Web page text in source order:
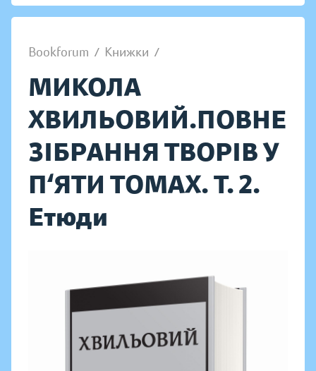
Bookforum / Книжки /
МИКОЛА
ХВИЛЬОВИЙ.ПОВНЕ
ЗІБРАННЯ ТВОРІВ У
П‘ЯТИ ТОМАХ. Т. 2.
Етюди